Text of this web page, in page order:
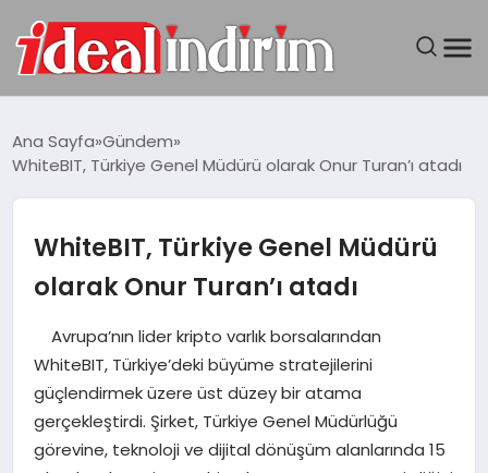
BILGISAYAR
DÜNYA
SEYAHAT
TEKNOLOJI
YAŞAM
Ana Sayfa Gündem
WhiteBIT, Türkiye Genel Müdürü olarak Onur Turan’ı atadı
WhiteBIT, Türkiye Genel Müdürü
olarak Onur Turan’ı atadı
Avrupa’nın lider kripto varlık borsalarından
WhiteBIT, Türkiye’deki büyüme stratejilerini
güçlendirmek üzere üst düzey bir atama
gerçekleştirdi. Şirket, Türkiye Genel Müdürlüğü
görevine, teknoloji ve dijital dönüşüm alanlarında 15